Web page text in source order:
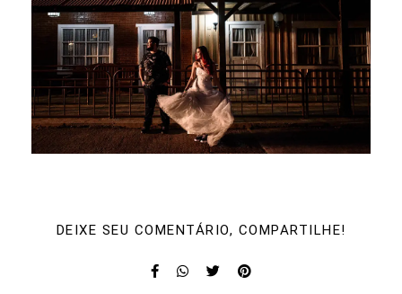
DEIXE SEU COMENTÁRIO, COMPARTILHE!